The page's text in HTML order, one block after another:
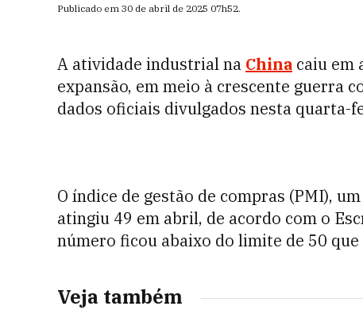
Publicado em 30 de abril de 2025 07h52.
A atividade industrial na China caiu em
expansão, em meio à crescente guerra
dados oficiais divulgados nesta quarta-
O índice de gestão de compras (PMI),
atingiu 49 em abril, de acordo com o
número ficou abaixo do limite de 50
Veja também